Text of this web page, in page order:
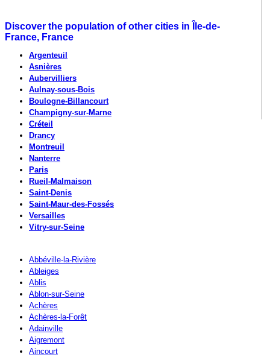
Discover the population of other cities in Île-de-
France, France
Argenteuil
Asnières
Aubervilliers
Aulnay-sous-Bois
Boulogne-Billancourt
Champigny-sur-Marne
Créteil
Drancy
Montreuil
Nanterre
Paris
Rueil-Malmaison
Saint-Denis
Saint-Maur-des-Fossés
Versailles
Vitry-sur-Seine
Abbéville-la-Rivière
Ableiges
Ablis
Ablon-sur-Seine
Achères
Achères-la-Forêt
Adainville
Aigremont
Aincourt